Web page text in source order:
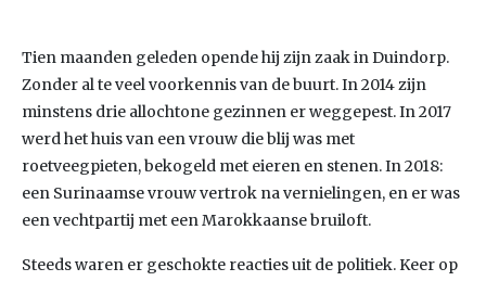
Tien maanden geleden opende hij zijn zaak in Duindorp.
Zonder al te veel voorkennis van de buurt. In 2014 zijn
minstens drie allochtone gezinnen er weggepest. In 2017
werd het huis van een vrouw die blij was met
roetveegpieten, bekogeld met eieren en stenen. In 2018:
een Surinaamse vrouw vertrok na vernielingen, en er was
een vechtpartij met een Marokkaanse bruiloft.
Steeds waren er geschokte reacties uit de politiek. Keer op